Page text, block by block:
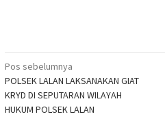
Navigasi
pos
Pos sebelumnya
POLSEK LALAN LAKSANAKAN GIAT
KRYD DI SEPUTARAN WILAYAH
HUKUM POLSEK LALAN